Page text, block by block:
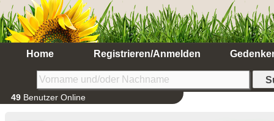
Home Registrieren/Anmelden
49 Benutzer Online